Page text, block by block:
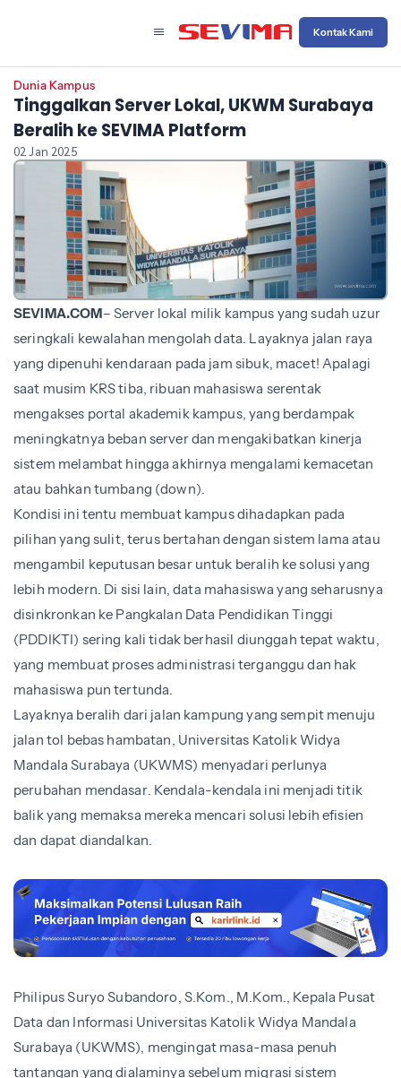
Kontak Kami
Dunia Kampus
Tinggalkan Server Lokal, UKWM Surabaya
Beralih ke SEVIMA Platform
02 Jan 2025
SEVIMA.COM– Server lokal milik kampus yang sudah uzur
seringkali kewalahan mengolah data. Layaknya jalan raya
yang dipenuhi kendaraan pada jam sibuk, macet! Apalagi
saat musim KRS tiba, ribuan mahasiswa serentak
mengakses portal akademik kampus, yang berdampak
meningkatnya beban server dan mengakibatkan kinerja
sistem melambat hingga akhirnya mengalami kemacetan
atau bahkan tumbang (down).
Kondisi ini tentu membuat kampus dihadapkan pada
pilihan yang sulit, terus bertahan dengan sistem lama atau
mengambil keputusan besar untuk beralih ke solusi yang
lebih modern. Di sisi lain, data mahasiswa yang seharusnya
disinkronkan ke Pangkalan Data Pendidikan Tinggi
(PDDIKTI) sering kali tidak berhasil diunggah tepat waktu,
yang membuat proses administrasi terganggu dan hak
mahasiswa pun tertunda.
Layaknya beralih dari jalan kampung yang sempit menuju
jalan tol bebas hambatan, Universitas Katolik Widya
Mandala Surabaya (UKWMS) menyadari perlunya
perubahan mendasar. Kendala-kendala ini menjadi titik
balik yang memaksa mereka mencari solusi lebih efisien
dan dapat diandalkan.
Philipus Suryo Subandoro, S.Kom., M.Kom., Kepala Pusat
Data dan Informasi Universitas Katolik Widya Mandala
Surabaya (UKWMS), mengingat masa-masa penuh
tantangan yang dialaminya sebelum migrasi sistem